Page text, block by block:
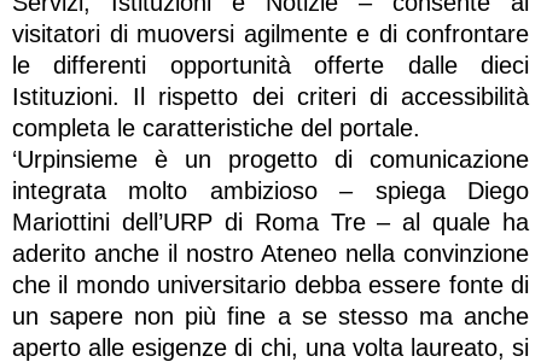
visitatori di muoversi agilmente e di confrontare
le differenti opportunità offerte dalle dieci
Istituzioni. Il rispetto dei criteri di accessibilità
completa le caratteristiche del portale.
‘Urpinsieme è un progetto di comunicazione
integrata molto ambizioso – spiega Diego
Mariottini dell’URP di Roma Tre – al quale ha
aderito anche il nostro Ateneo nella convinzione
che il mondo universitario debba essere fonte di
un sapere non più fine a se stesso ma anche
aperto alle esigenze di chi, una volta laureato, si